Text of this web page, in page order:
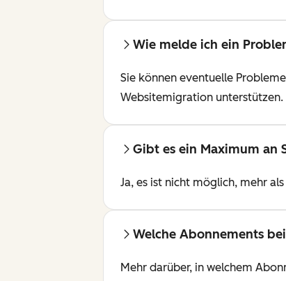
Wie melde ich ein
Sie können eventuelle
Websitemigration unterstützen.
Gibt es ein Maximum an
Ja, es ist nicht möglich, mehr
Welche Abonnements
Mehr darüber, in welchem